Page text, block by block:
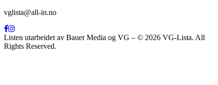
vglista@all-in.no
Listen utarbeidet av Bauer Media og VG – © 2026 VG-Lista. All
Rights Reserved.